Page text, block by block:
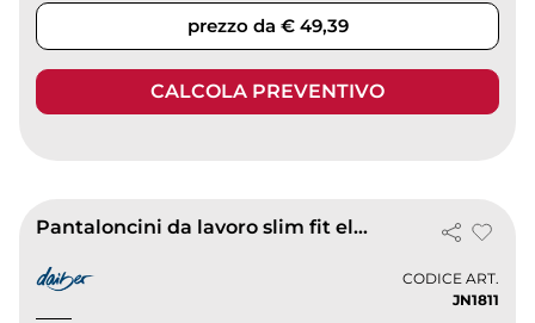
prezzo da € 49,39
CALCOLA PREVENTIVO
Pantaloncini da lavoro slim fit elastici e funzionali
CODICE ART.
JN1811